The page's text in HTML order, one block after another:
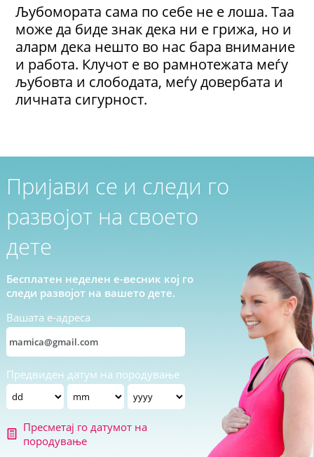
Љубомората сама по себе не е лоша. Таа
може да биде знак дека ни е грижа, но и
аларм дека нешто во нас бара внимание
и работа. Клучот е во рамнотежата меѓу
љубовта и слободата, меѓу довербата и
личната сигурност.
Пријави се и следи го
развојот на своето
дете
Бесплатен неделен е-весник кој го
следи развојот на вашето дете.
Вашата е-адреса
Предвиден датум на породување
Пресметај го датумот на
породување